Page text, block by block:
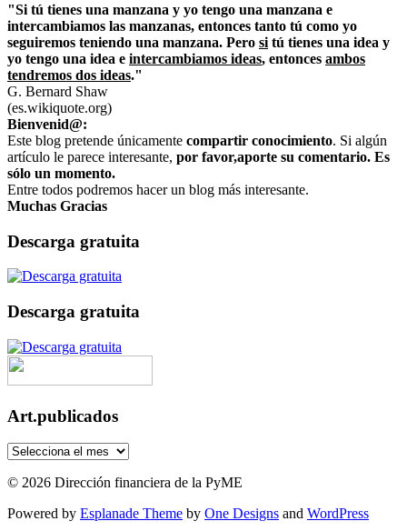
"Si tú tienes una manzana y yo tengo una manzana e
intercambiamos las manzanas, entonces tanto tú como yo
seguiremos teniendo una manzana. Pero si tú tienes una idea y
yo tengo una idea e intercambiamos ideas, entonces ambos
tendremos dos ideas."
G. Bernard Shaw
(es.wikiquote.org)
Bienvenid@:
Este blog pretende únicamente compartir conocimiento. Si algún
artículo le parece interesante, por favor,aporte su comentario. Es
sólo un momento.
Entre todos podremos hacer un blog más interesante.
Muchas Gracias
Descarga gratuita
Descarga gratuita
Art.publicados
Art.publicados
© 2026 Dirección financiera de la PyME
Powered by Esplanade Theme by One Designs and WordPress